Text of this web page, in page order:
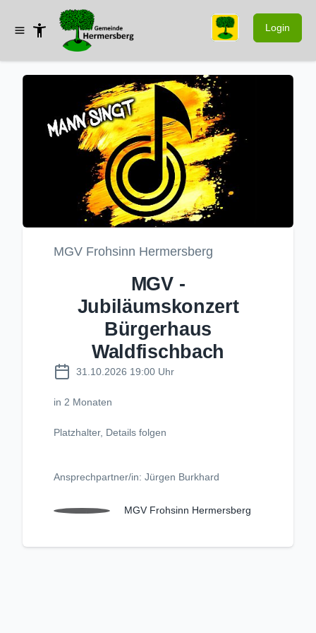
Login
MGV Frohsinn Hermersberg
MGV -
Jubiläumskonzert
Bürgerhaus
Waldfischbach
31.10.2026 19:00 Uhr
in 2 Monaten
Platzhalter, Details folgen
Ansprechpartner/in: Jürgen Burkhard
MGV Frohsinn Hermersberg